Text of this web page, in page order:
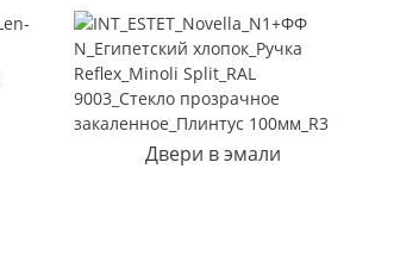
Двери в эмали